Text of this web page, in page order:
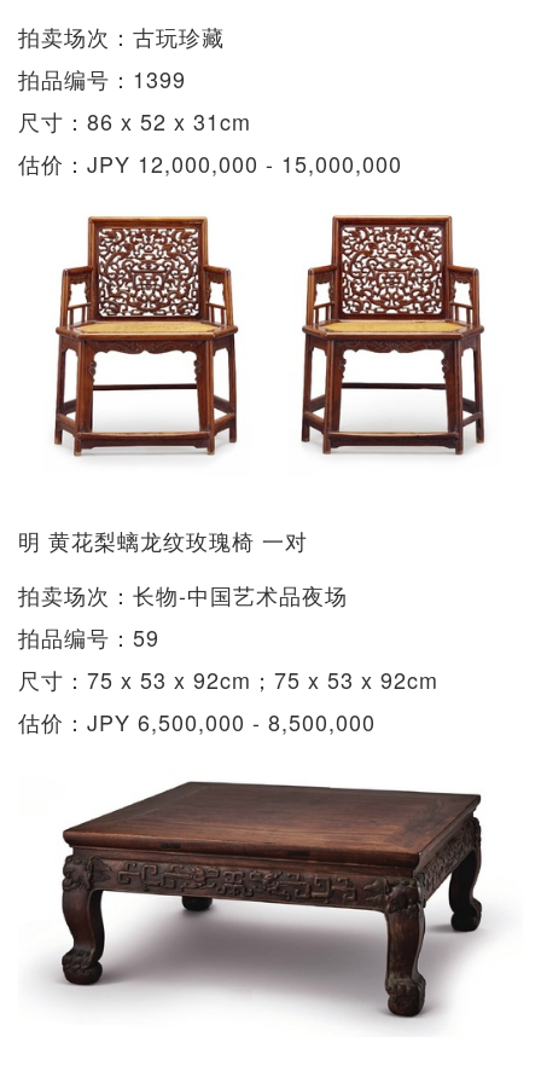
拍卖场次：古玩珍藏
拍品编号：1399
尺寸：86 x 52 x 31cm
估价：JPY 12,000,000 - 15,000,000
明 黄花梨螭龙纹玫瑰椅 一对
拍卖场次：长物-中国艺术品夜场
拍品编号：59
尺寸：75 x 53 x 92cm；75 x 53 x 92cm
估价：JPY 6,500,000 - 8,500,000